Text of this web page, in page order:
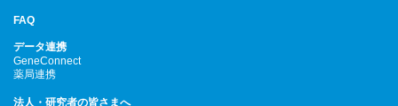
FAQ
データ連携
GeneConnect
薬局連携
法人・研究者の皆さまへ